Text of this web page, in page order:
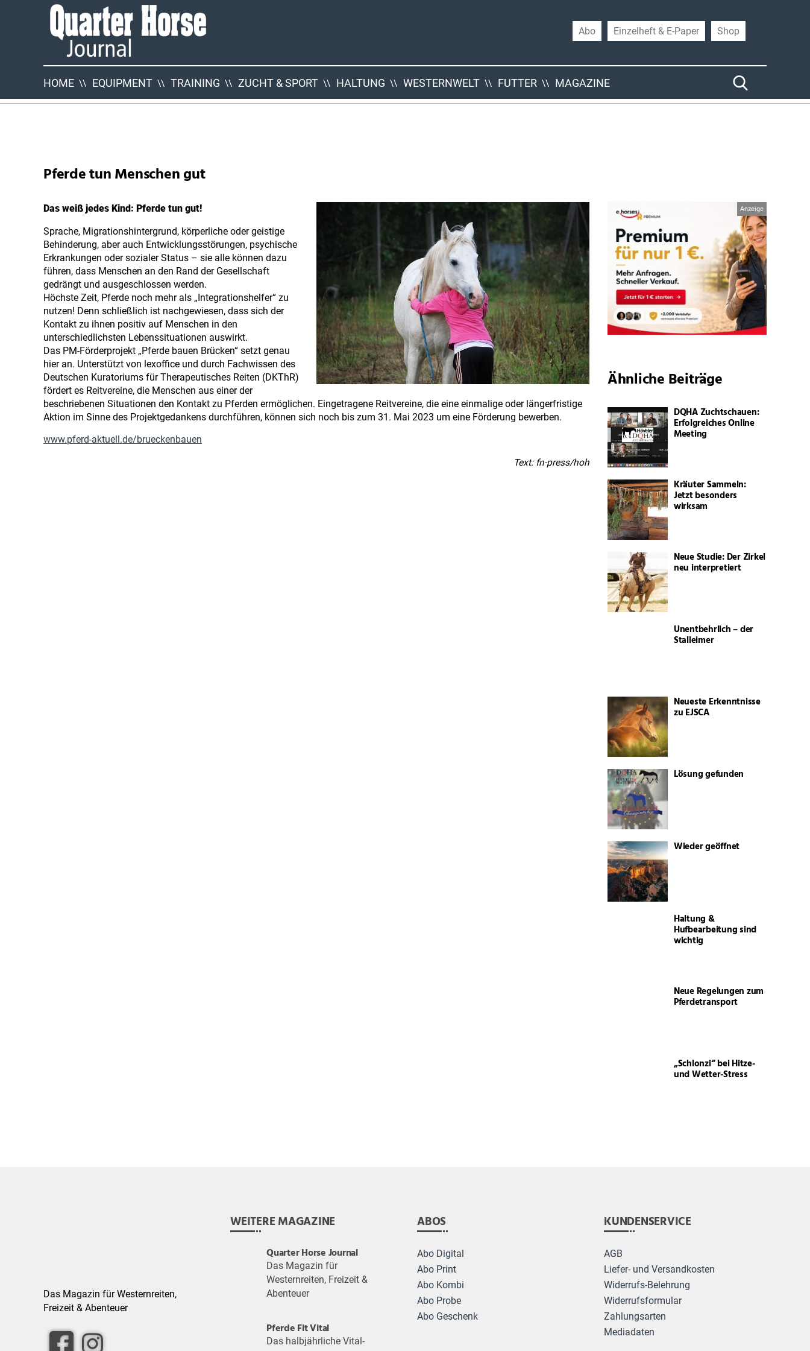
Quarter
Horse
Journal
HOME EQUIPMENT TRAINING ZUCHT & SPORT HALTUNG WESTERNWELT FUTTER MAGAZINE
Abo Einzelheft & E-Paper Shop
QHJ Neuigkeiten
Pferde tun Menschen gut
Das weiß jedes Kind: Pferde tun gut!
Sprache, Migrationshintergrund, körperliche oder geistige
Behinderung, aber auch Entwicklungsstörungen, psychische
Erkrankungen oder sozialer Status – sie alle können dazu
führen, dass Menschen an den Rand der Gesellschaft
gedrängt und ausgeschlossen werden.
Höchste Zeit, Pferde noch mehr als „Integrationshelfer“ zu
nutzen! Denn schließlich ist nachgewiesen, dass sich der
Kontakt zu ihnen positiv auf Menschen in den
unterschiedlichsten Lebenssituationen auswirkt.
Das PM-Förderprojekt „Pferde bauen Brücken“ setzt genau
hier an. Unterstützt von lexoffice und durch Fachwissen des
Deutschen Kuratoriums für Therapeutisches Reiten (DKThR)
fördert es Reitvereine, die Menschen aus einer der
beschriebenen Situationen den Kontakt zu Pferden ermöglichen. Eingetragene Reitvereine, die eine einmalige oder längerfristige
Aktion im Sinne des Projektgedankens durchführen, können sich noch bis zum 31. Mai 2023 um eine Förderung bewerben.
www.pferd-aktuell.de/brueckenbauen
Text: fn-press/hoh
Ähnliche Beiträge
DQHA Zuchtschauen:
Erfolgreiches Online
Meeting
Kräuter Sammeln:
Jetzt besonders
wirksam
Neue Studie: Der Zirkel
neu interpretiert
Unentbehrlich – der
Stalleimer
Neueste Erkenntnisse
zu EJSCA
Lösung gefunden
Wieder geöffnet
Haltung &
Hufbearbeitung sind
wichtig
Neue Regelungen zum
Pferdetransport
„Schlonzi“ bei Hitze-
und Wetter-Stress
Das Magazin für Westernreiten,
Freizeit & Abenteuer
WEITERE MAGAZINE
Quarter Horse Journal
Das Magazin für
Westernreiten, Freizeit &
Abenteuer
Pferde Fit Vital
Das halbjährliche Vital-
ABOS
Abo Digital
Abo Print
Abo Kombi
Abo Probe
Abo Geschenk
KUNDENSERVICE
AGB
Liefer- und Versandkosten
Widerrufs-Belehrung
Widerrufsformular
Zahlungsarten
Mediadaten